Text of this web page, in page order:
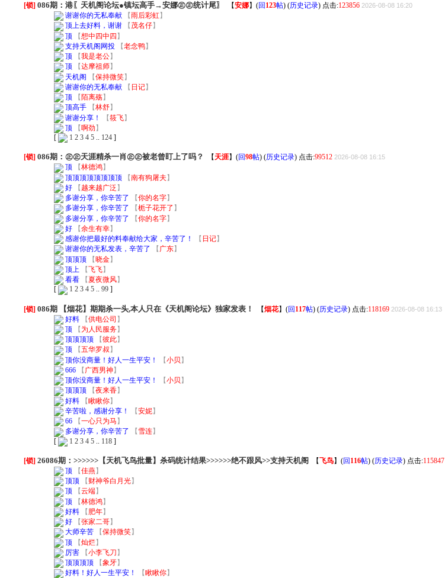
[锁] 086期：港〖天机阁论坛●镇坛高手→安娜㊣㊣统计尾〗 【安娜】 (回 123帖) (历史记录) 点击:123856 2026-08-08 16:20
谢谢你的无私奉献 【雨后彩虹】
顶上去好料，谢谢
【 茂名仔】
顶
【想中四中四 】
支持天机阁网投
【老念鸭】
顶
【我是老公】
顶
【达摩祖师】
天机阁
【保持微笑】
谢谢你的无私奉献
【 日记】
顶
【 陌离殇】
顶高手
【林舒】
谢谢分享！
【筱飞】
顶
【啊劲 】
[
1 2 3 4 5 .. 124 ]
[锁] 086期：㊣㊣天涯精杀一肖㊣㊣被老曾盯上了吗？ 【 天涯】 (回98帖) (历史记录) 点击:99512 2026-08-08 16:15
顶 【林德鸿】
顶顶顶顶顶顶顶顶
【南有狗屠夫 】
好
【 越来越广泛 】
多谢分享，你辛苦了
【你的名字】
多谢分享，你辛苦了
【栀子花开了 】
多谢分享，你辛苦了
【你的名字】
好
【余生有幸】
感谢你把最好的料奉献给大家，辛苦了！
【 日记】
谢谢你的无私发表，辛苦了
【 广东】
顶顶顶
【晓金】
顶上
【飞飞】
看看
【夏夜微风】
[
1 2 3 4 5 ..99 ]
[锁] 086期 【烟花】期期杀一头,本人只在《天机阁论坛》独家发表！ 【烟花】 (回117帖) (历史记录) 点击:118169 2026-08-08 16:13
好料 【供电公司 】
顶
【 为人民服务】
顶顶顶顶
【彼此】
顶
【五华罗叔 】
顶你没商量！好人一生平安！
【小贝 】
666
【 广西男神】
顶你没商量！好人一生平安！
【小贝 】
顶顶顶
【夜来香】
好料
【瞅瞅你】
辛苦啦，感谢分享！
【安妮】
66
【一心只为马 】
多谢分享，你辛苦了
【 雪连】
[
1 2 3 4 5 118 ]
[锁] 26086期：>>>>>>【天机飞鸟批量】杀码统计结果>>>>>>绝不跟风>>支持天机阁 【飞鸟】 (回116帖) (历史记录) 点击:115847
顶 【佳燕】
顶顶
【 财神爷白月光】
顶
【云端】
顶
【林德鸿】
好料
【 肥年】
好
【张家二哥】
大师辛苦
【保持微笑】
顶
【灿烂】
厉害
【小李飞刀 】
顶顶顶顶
【象牙】
好料！好人一生平安！
【瞅瞅你】